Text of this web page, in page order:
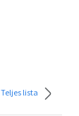
Teljes lista